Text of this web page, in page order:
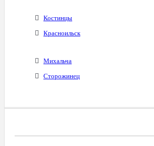
Костинцы
Красноильск
Михальча
Сторожинец